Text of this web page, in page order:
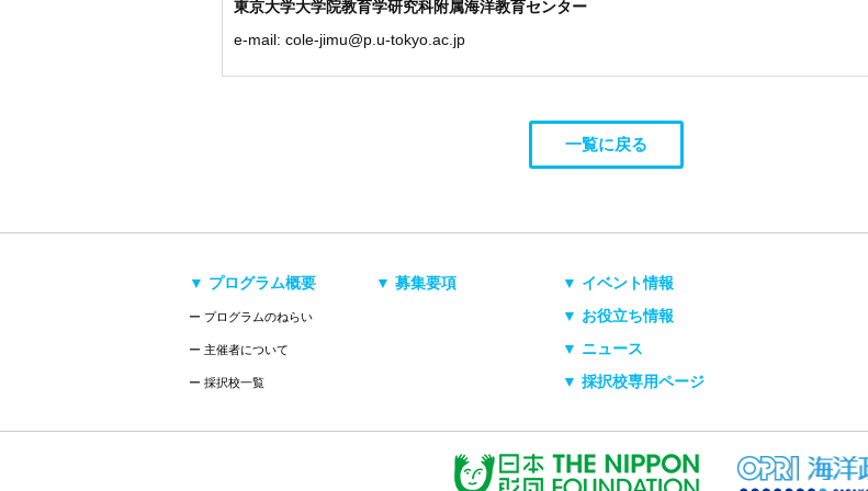
東京大学大学院教育学研究科附属海洋教育センター
e-mail: cole-jimu@p.u-tokyo.ac.jp
一覧に戻る
▼ プログラム概要
ー プログラムのねらい
ー 主催者について
ー 採択校一覧
▼ 募集要項
▼ イベント情報
▼ お役立ち情報
▼ ニュース
▼ 採択校専用ページ